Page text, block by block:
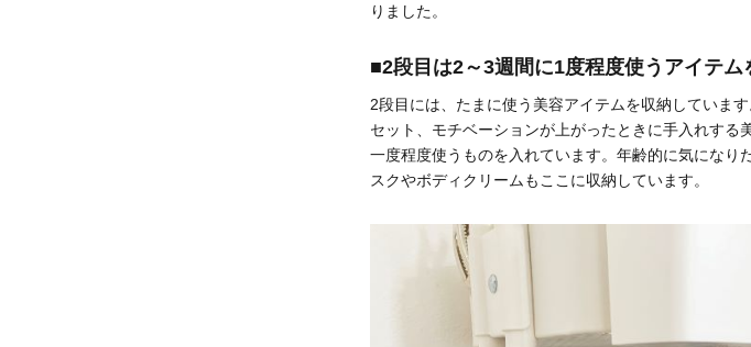
りました。
■2段目は2～3週間に1度程度使うアイテム
2段目には、たまに使う美容アイテムを収納していま
セット、モチベーションが上がったときに手入れする
一度程度使うものを入れています。年齢的に気になり
スクやボディクリームもここに収納しています。